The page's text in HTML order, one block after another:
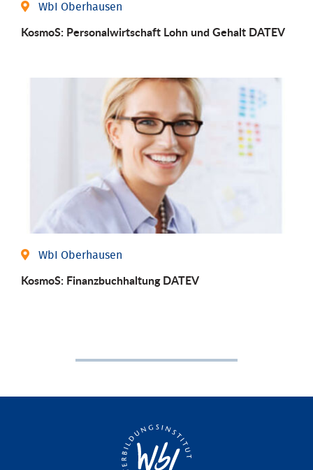
WbI Oberhausen
KosmoS: Personalwirtschaft Lohn und Gehalt DATEV
WbI Oberhausen
KosmoS: Finanzbuchhaltung DATEV